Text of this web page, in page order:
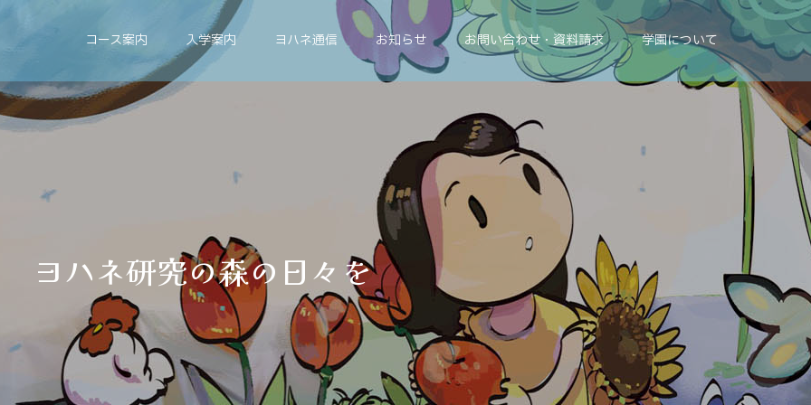
コース案内 入学案内 ヨハネ通信 お知らせ お問い合わせ・資料請求 学園について
研究の森の日々をお伝えしま す｡